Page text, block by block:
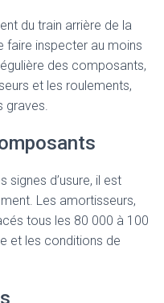
du train arrière de la
faire inspecter au moins
des composants,
et les roulements,
graves.
signes d’usure, il est
Les amortisseurs,
tous les 80 000 à 100
et les conditions de